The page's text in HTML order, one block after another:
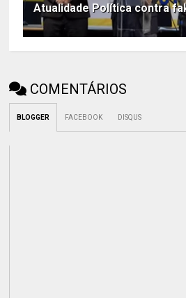
Atualidade Política contra
COMENTÁRIOS
BLOGGER FACEBOOK DISQUS